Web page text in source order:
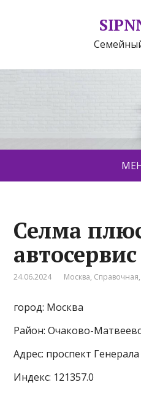
Селма
автосервис
24.06.2024 Москва, Справочная,
город: Москва
Район: Очаково-
Адрес: проспект
Индекс: 121357.0